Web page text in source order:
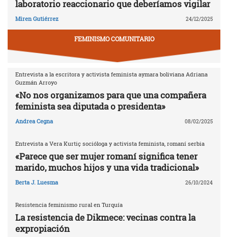
laboratorio reaccionario que deberíamos vigilar
Miren Gutiérrez 24/12/2025
FEMINISMO COMUNITARIO
Entrevista a la escritora y activista feminista aymara boliviana Adriana
Guzmán Arroyo
«No nos organizamos para que una compañera
feminista sea diputada o presidenta»
Andrea Cegna 08/02/2025
Entrevista a Vera Kurtiç socióloga y activista feminista, romaní serbia
«Parece que ser mujer romaní significa tener
marido, muchos hijos y una vida tradicional»
Berta J. Luesma 26/10/2024
Resistencia feminismo rural en Turquía
La resistencia de Dikmece: vecinas contra la
expropiación